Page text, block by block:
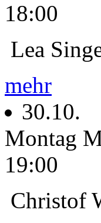
18:00
Lea
mehr
30.10.
Montag
19:00
Christof